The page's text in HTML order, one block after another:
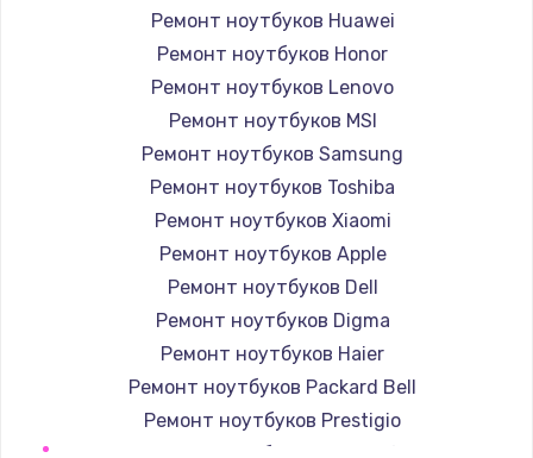
Ремонт ноутбуков Huawei
Ремонт ноутбуков Honor
Ремонт ноутбуков Lenovo
Ремонт ноутбуков MSI
Ремонт ноутбуков Samsung
Ремонт ноутбуков Toshiba
Ремонт ноутбуков Xiaomi
Ремонт ноутбуков Apple
Ремонт ноутбуков Dell
Ремонт ноутбуков Digma
Ремонт ноутбуков Haier
Ремонт ноутбуков Packard Bell
Ремонт ноутбуков Prestigio
Ремонт ноутбуков Microsoft